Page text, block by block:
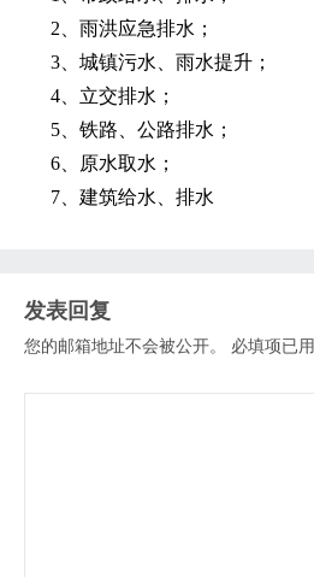
2、雨洪应急排水；
3、城镇污水、雨水提升；
4、立交排水；
5、铁路、公路排水；
6、原水取水；
7、建筑给水、排水
发表回复
您的邮箱地址不会被公开。 必填项已用